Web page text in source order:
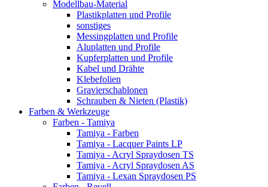
Modellbau-Material
Plastikplatten und Profile
sonstiges
Messingplatten und Profile
Aluplatten und Profile
Kupferplatten und Profile
Kabel und Drähte
Klebefolien
Gravierschablonen
Schrauben & Nieten (Plastik)
Farben & Werkzeuge
Farben - Tamiya
Tamiya - Farben
Tamiya - Lacquer Paints LP
Tamiya - Acryl Spraydosen TS
Tamiya - Acryl Spraydosen AS
Tamiya - Lexan Spraydosen PS